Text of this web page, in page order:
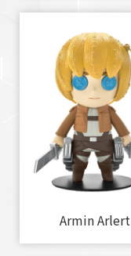
Armin Arlert